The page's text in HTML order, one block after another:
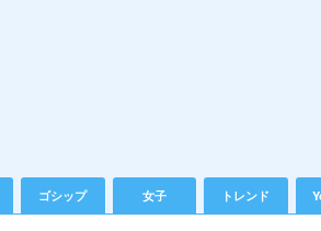
ゴシップ 女子 トレンド